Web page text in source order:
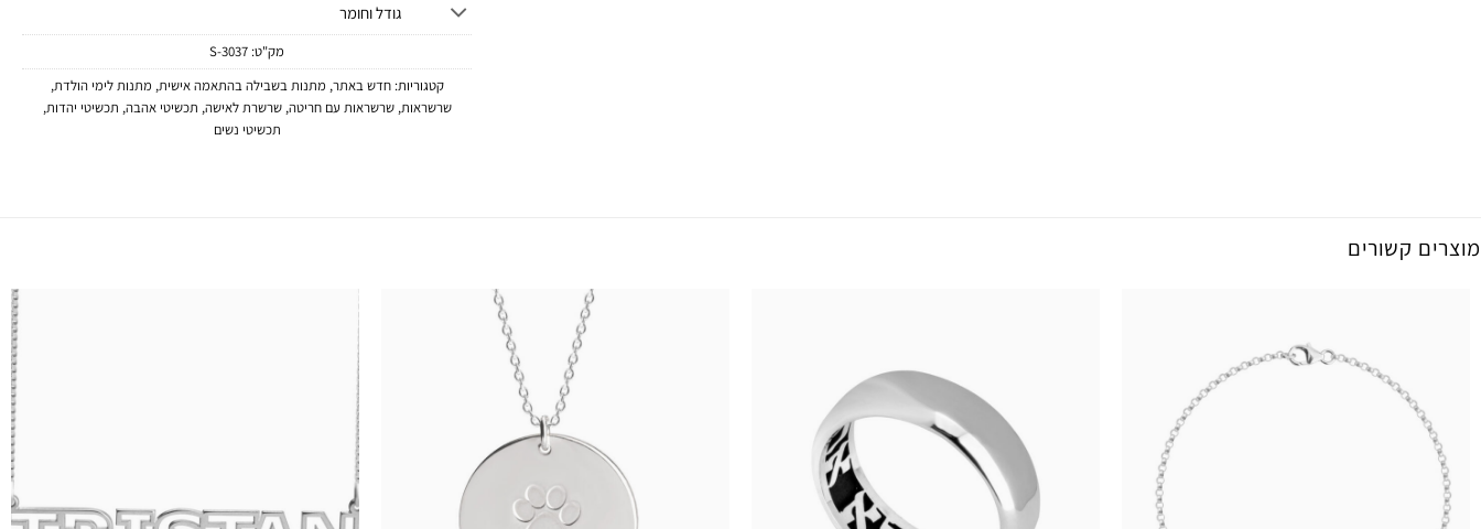
גודל וחומר
מק"ט: 3037-S
קטגוריות:חדש באתר, מתנות בשבילה בהתאמה אישית, מתנות לימי הולדת,
שרשראות,שרשראות עם חריטה,שרשרת לאישה, תכשיטי אהבה, תכשיטי יהדות,
תכשיטי נשים
מוצרים קשורים